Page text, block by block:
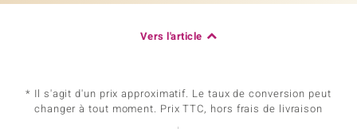
Vers l'article
* Il s'agit d'un prix approximatif. Le taux de conversion peut
changer à tout moment. Prix TTC, hors frais de livraison